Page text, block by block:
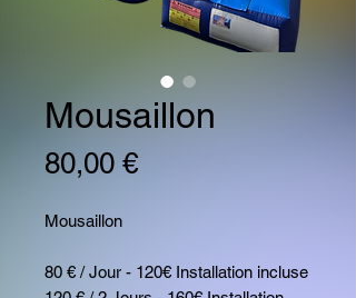
Mousaillon
80,00 €Prix
Mousaillon
80 € / Jour - 120€ Installation incluse